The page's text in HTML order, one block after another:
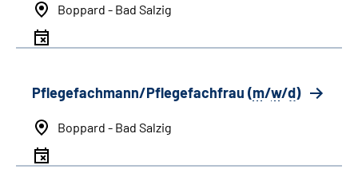
Boppard - Bad Salzig
Pflegefachmann/Pflegefachfrau (m/w/d)
Boppard - Bad Salzig